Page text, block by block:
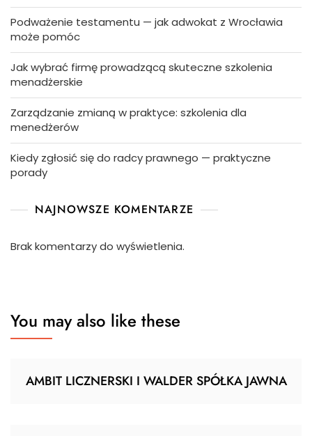
Podważenie testamentu — jak adwokat z Wrocławia
może pomóc
Jak wybrać firmę prowadzącą skuteczne szkolenia
menadżerskie
Zarządzanie zmianą w praktyce: szkolenia dla
menedżerów
Kiedy zgłosić się do radcy prawnego — praktyczne
porady
NAJNOWSZE KOMENTARZE
Brak komentarzy do wyświetlenia.
You may also like these
AMBIT LICZNERSKI I WALDER SPÓŁKA JAWNA